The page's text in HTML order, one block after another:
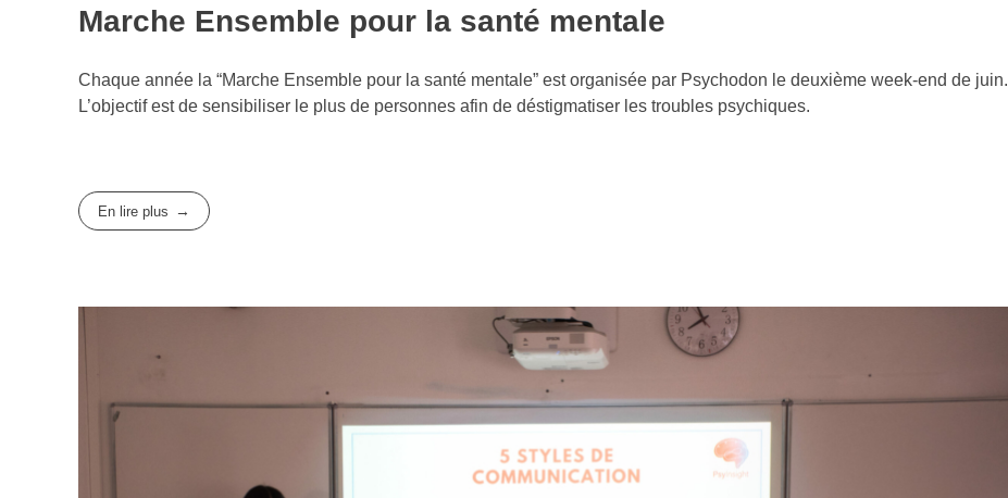
Marche Ensemble pour la santé mentale
Chaque année la “Marche Ensemble pour la santé mentale” est organisée par Psychodon le deuxième week-end de juin.
L’objectif est de sensibiliser le plus de personnes afin de déstigmatiser les troubles psychiques.
En lire plus